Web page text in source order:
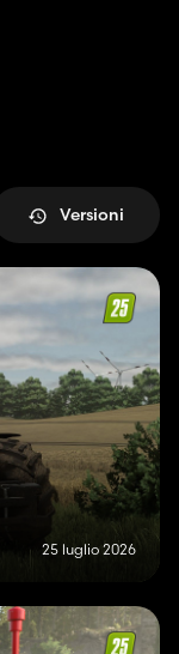
Versioni
25 luglio 2026